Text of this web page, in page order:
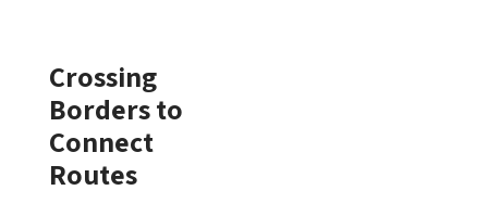
Crossing
Borders to
Connect
Routes